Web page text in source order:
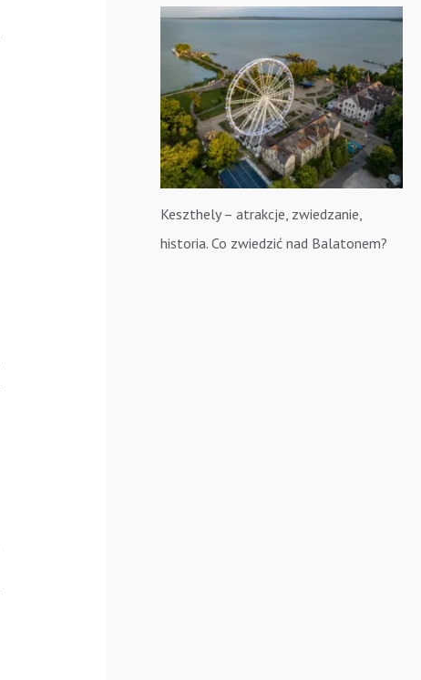
Keszthely – atrakcje, zwiedzanie,
historia. Co zwiedzić nad Balatonem?